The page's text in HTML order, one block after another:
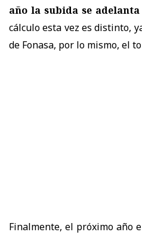
año la subida se
cálculo esta vez es distinto,
de Fonasa, por lo mismo, el
Finalmente, el próximo año